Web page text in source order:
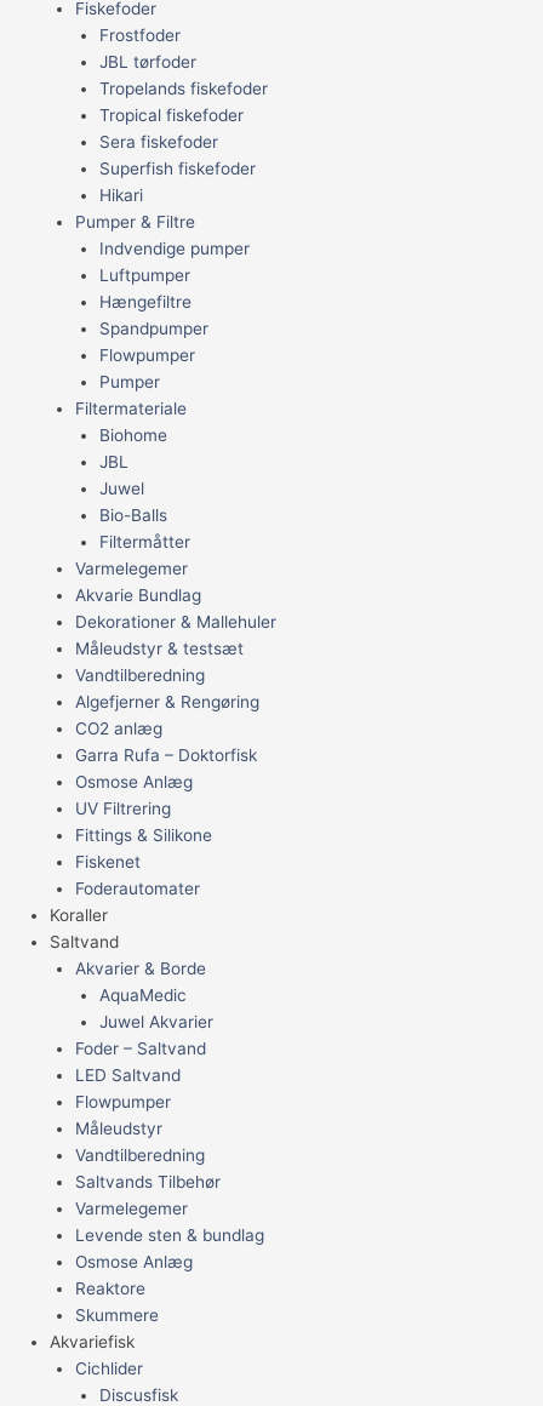
Fiskefoder
Frostfoder
JBL tørfoder
Tropelands fiskefoder
Tropical fiskefoder
Sera fiskefoder
Superfish fiskefoder
Hikari
Pumper & Filtre
Indvendige pumper
Luftpumper
Hængefiltre
Spandpumper
Flowpumper
Pumper
Filtermateriale
Biohome
JBL
Juwel
Bio-Balls
Filtermåtter
Varmelegemer
Akvarie Bundlag
Dekorationer & Mallehuler
Måleudstyr & testsæt
Vandtilberedning
Algefjerner & Rengøring
CO2 anlæg
Garra Rufa – Doktorfisk
Osmose Anlæg
UV Filtrering
Fittings & Silikone
Fiskenet
Foderautomater
Koraller
Saltvand
Akvarier & Borde
AquaMedic
Juwel Akvarier
Foder – Saltvand
LED Saltvand
Flowpumper
Måleudstyr
Vandtilberedning
Saltvands Tilbehør
Varmelegemer
Levende sten & bundlag
Osmose Anlæg
Reaktore
Skummere
Akvariefisk
Cichlider
Discusfisk